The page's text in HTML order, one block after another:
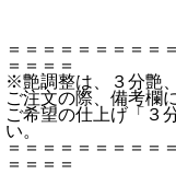
＝＝＝＝＝＝＝＝＝
＝＝＝＝
※艶調整は、３分艶
ご注文の際、備考欄
ご希望の仕上げ「３
い。
＝＝＝＝＝＝＝＝＝
＝＝＝＝